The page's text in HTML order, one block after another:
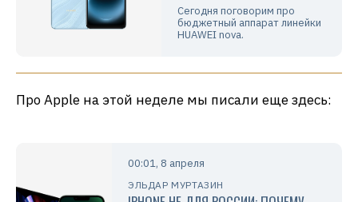
Сегодня поговорим про
бюджетный аппарат линейки
HUAWEI nova.
Про Apple на этой неделе мы писали еще здесь:
00:01, 8 апреля
ЭЛЬДАР МУРТАЗИН